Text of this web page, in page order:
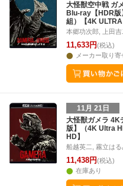
大怪獣空中戦 ガ
Blu-ray【HDR
組）【4K ULTRA
本郷功次郎, 上田吉
11,633円(税込)
メーカー取り寄
11月 21日
大怪獣ガメラ
版】（4K Ultra
HD】
船越英二, 霧立はる
11,438円(税込)
在庫あり